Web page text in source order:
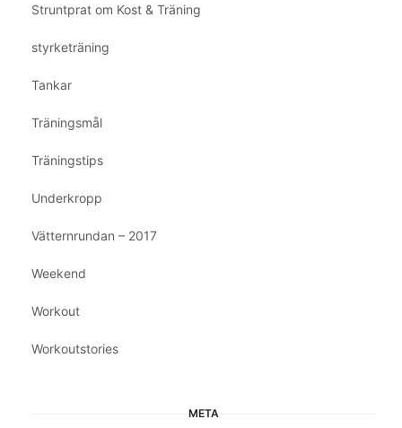
Struntprat om Kost & Träning
styrketräning
Tankar
Träningsmål
Träningstips
Underkropp
Vätternrundan – 2017
Weekend
Workout
Workoutstories
META